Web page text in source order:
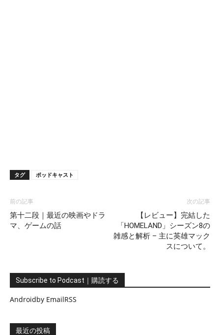
タグ ポッドキャスト
前の記事
第十二段｜最近の映画やドラ
マ、ゲームの話
次の記事
【レビュー】完結した
「HOMELAND」シーズン8の
雑感と解析 – 主に英雄マック
スについて。
Subscribe to Podcast｜購読する
Androidby EmailRSS
最近の投稿